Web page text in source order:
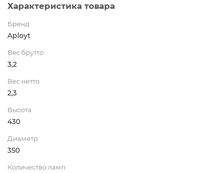
Характеристика товара
Бренд
Aployt
Вес брутто
3,2
Вес нетто
2,3
Высота
430
Диаметр
350
Количество ламп